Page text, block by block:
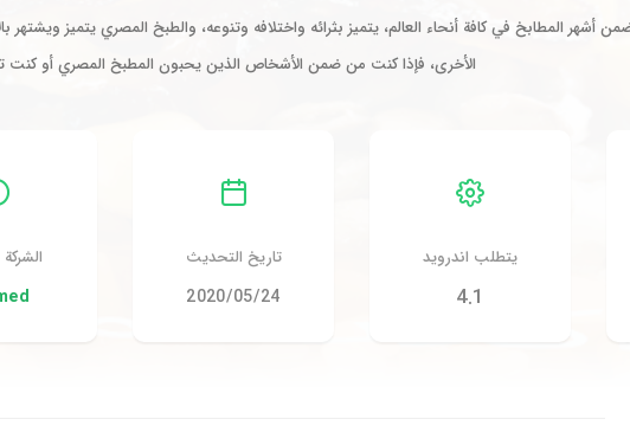
المطابخ في كافة أنحاء العالم، يتميز بثرائه واختلافه وتنوعه، والطبخ المصري يتميز ويشتهر
الأخرى، فإذا كنت من ضمن الأشخاص الذين يحبون المطبخ المصري أو كنت
يتطلب اندرويد
4.1
تاريخ التحديث
24‏/05‏/2020